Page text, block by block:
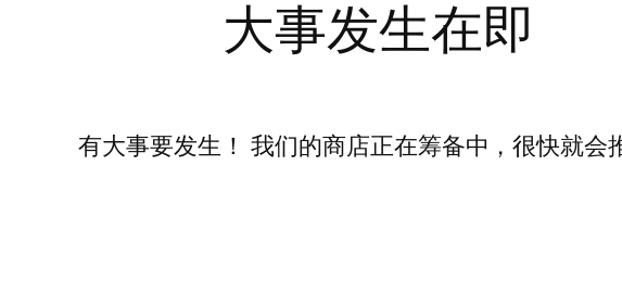
大事发生在即
有大事要发生！ 我们的商店正在筹备中，很快就会